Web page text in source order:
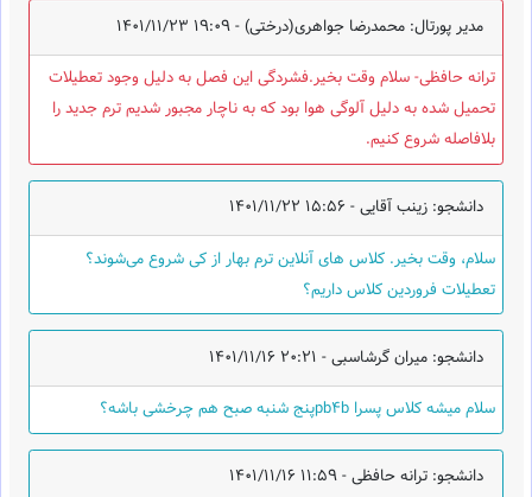
مدیر پورتال: محمدرضا جواهری(درختی) -1401/11/23 19:09
ترانه حافظی- سلام وقت بخیر.فشردگی این فصل به دلیل وجود تعطیلات
تحمیل شده به دلیل آلوگی هوا بود که به ناچار مجبور شدیم ترم جدید را
بلافاصله شروع کنیم.
دانشجو: زینب آقایی - 1401/11/22 15:56
سلام، وقت بخیر. کلاس های آنلاین ترم بهار از کی شروع می‌شوند؟
تعطیلات فروردین کلاس داریم؟
دانشجو: میران گرشاسبی - 1401/11/16 20:21
سلام میشه کلاس پسرا pb4bپنج شنبه صبح هم چرخشی باشه؟
دانشجو: ترانه حافظی -1401/11/16 11:59